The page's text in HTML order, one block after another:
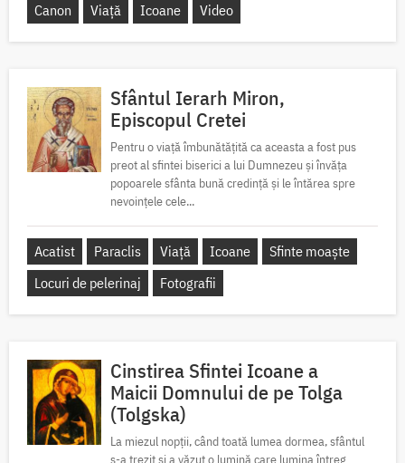
Canon Viață Icoane Video
Sfântul Ierarh Miron,
Episcopul Cretei
Pentru o viață îmbunătățită ca aceasta a fost pus
preot al sfintei biserici a lui Dumnezeu și învăța
popoarele sfânta bună credință și le întărea spre
nevoințele cele...
Acatist Paraclis Viață Icoane
Sfinte moaște
Locuri de pelerinaj
Fotografii
Cinstirea Sfintei Icoane a
Maicii Domnului de pe Tolga
(Tolgska)
La miezul nopții, când toată lumea dormea, sfântul
s-a trezit și a văzut o lumină care lumina întreg